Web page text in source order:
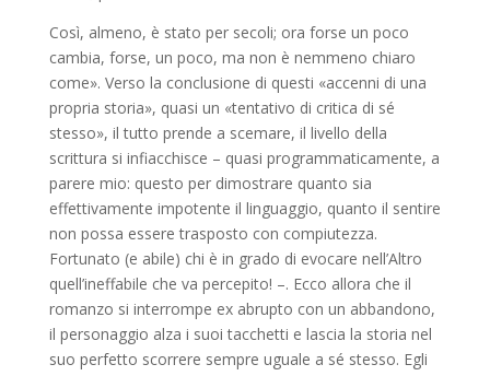
Così, almeno, è stato per secoli; ora forse un poco
cambia, forse, un poco, ma non è nemmeno chiaro
come». Verso la conclusione di questi «accenni di una
propria storia», quasi un «tentativo di critica di sé
stesso», il tutto prende a scemare, il livello della
scrittura si infiacchisce – quasi programmaticamente, a
parere mio: questo per dimostrare quanto sia
effettivamente impotente il linguaggio, quanto il sentire
non possa essere trasposto con compiutezza.
Fortunato (e abile) chi è in grado di evocare nell’Altro
quell’ineffabile che va percepito! –. Ecco allora che il
romanzo si interrompe ex abrupto con un abbandono,
il personaggio alza i suoi tacchetti e lascia la storia nel
suo perfetto scorrere sempre uguale a sé stesso. Egli